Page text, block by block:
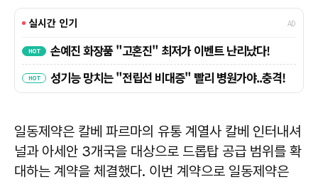
일동제약은 칼베 파르마의 유통 계열사 칼베 인터내셔
널과 아세안 3개국을 대상으로 드롭탑 공급 범위를 확
대하는 계약을 체결했다. 이번 계약으로 일동제약은